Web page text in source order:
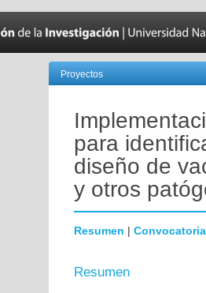
Proyectos
para
diseño de
y otros
Resumen | Convocatoria
Resumen